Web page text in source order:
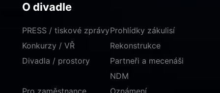
O divadle
PRESS / tiskové zprávy
Konkurzy / VŘ
Divadla / prostory
Prohlídky zákulisí
Rekonstrukce
Partneři a mecenáši
NDM